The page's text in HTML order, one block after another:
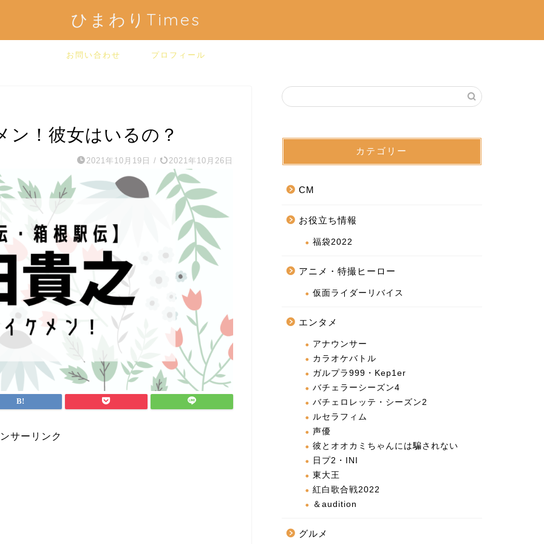
ひまわりTimes
お問い合わせ プロフィール
ン！彼女はいるの？
2021年10月19日 / 2021年10月26日
サーリンク
カテゴリー
CM
お役立ち情報
福袋2022
アニメ・特撮ヒーロー
仮面ライダーリバイス
エンタメ
アナウンサー
カラオケバトル
ガルプラ999・Kep1er
バチェラーシーズン4
バチェロレッテ・シーズン2
ルセラフィム
声優
彼とオオカミちゃんには騙されない
日プ2・INI
東大王
紅白歌合戦2022
＆audition
グルメ